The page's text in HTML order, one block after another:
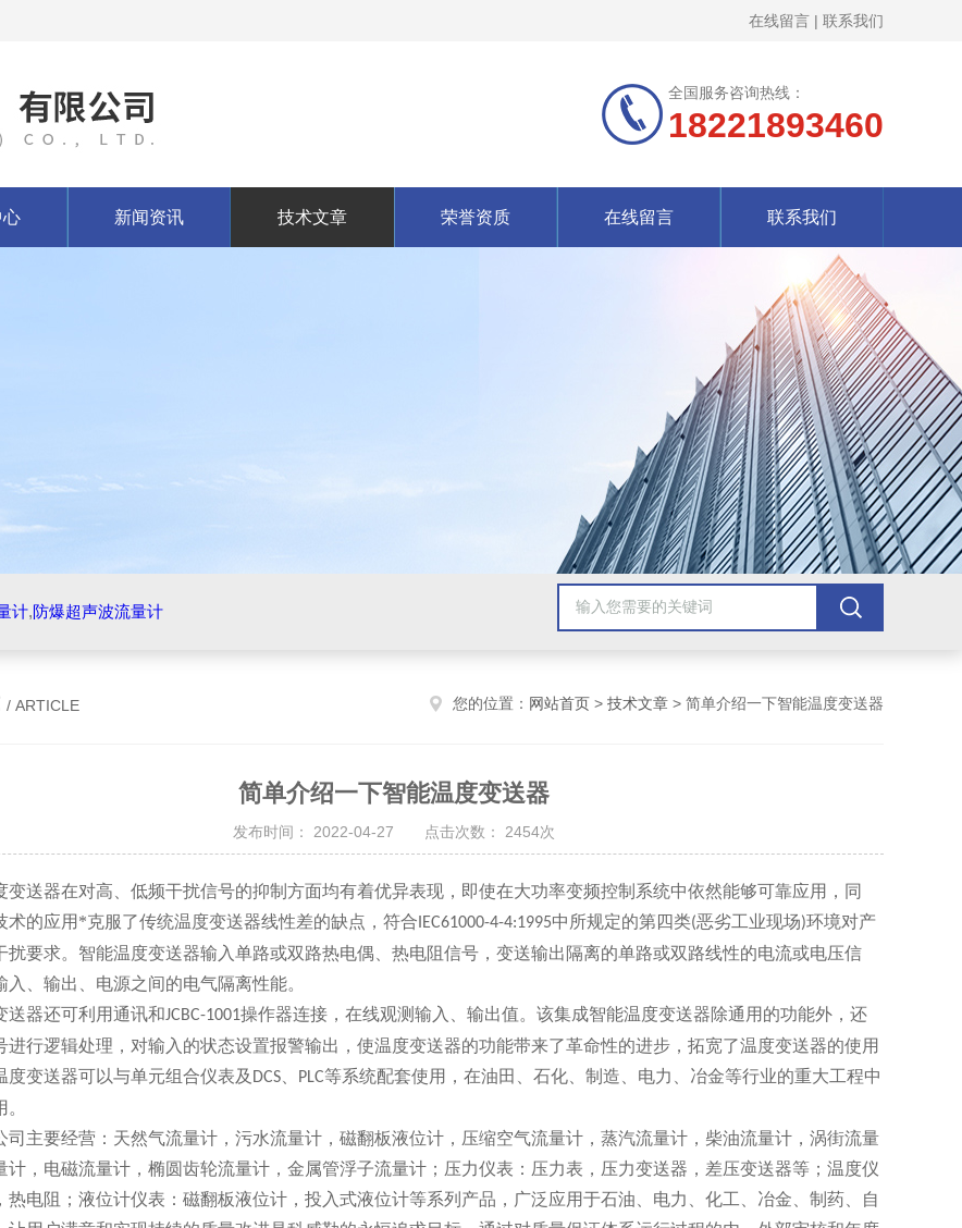
在线留言 | 联系我们
全国服务咨询热线：
18221893460
心 新闻资讯 技术文章 荣誉资质 在线留言 联系我们
计,防爆超声波流量计
/ ARTICLE 您的位置： 网站首页 > 技术文章 > 简单介绍一下智能温度变送器
简单介绍一下智能温度变送器
发布时间： 2022-04-27 点击次数： 2454次
器在对高、低频干扰信号的抑制方面均有着优异表现，即使在大功率变频控制系统中依然能够可靠应用，同
术的应用*克服了传统温度变送器线性差的缺点，符合 IEC61000-4-4:1995中所规定的第四类(恶劣工业现场)环境对产
扰要求。智能温度变送器输入单路或双路热电偶、热电阻信号，变送输出隔离的单路或双路线性的电流或电压信
入、输出、电源之间的电气隔离性能。
器还可利用通讯和JCBC-1001操作器连接，在线观测输入、输出值。该集成智能温度变送器除通用的功能外，还
进行逻辑处理，对输入的状态设置报警输出，使温度变送器的功能带来了革命性的进步，拓宽了温度变送器的使用
度变送器可以与单元组合仪表及 DCS PLC等系统配套使用，在油田、石化、制造、电力、冶金等行业的重大工程中
要经营：天然气流量计，污水流量计，磁翻板液位计，压缩空气流量计，蒸汽流量计，柴油流量计，涡街流量
计，电磁流量计，椭圆齿轮流量计，金属管浮子流量计；压力仪表：压力表，压力变送器，差压变送器等；温度仪
热电阻；液位计仪表：磁翻板液位计，投入式液位计等系列产品，广泛应用于石油、电力、化工、冶金、制药、自